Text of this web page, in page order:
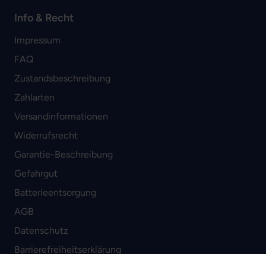
Info & Recht
Impressum
FAQ
Zustandsbeschreibung
Zahlarten
Versandinformationen
Widerrufsrecht
Garantie-Beschreibung
Gefahrgut
Batterieentsorgung
AGB
Datenschutz
Barrierefreiheitserklärung